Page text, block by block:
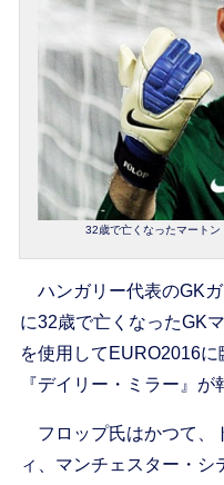
32歳で亡くなったマートン
ハンガリー代表のGKガ
に32歳で亡くなったGK
を使用してEURO2016
『デイリー・ミラー』が
フロップ氏はかつて、
ィ、マンチェスター・シ